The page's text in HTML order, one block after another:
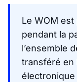
Le WOM
pendant la
l’ensemble
transféré en